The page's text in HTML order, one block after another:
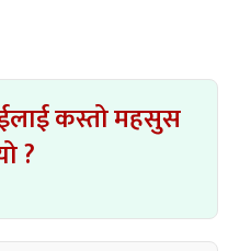
कस्तो महसुस
?